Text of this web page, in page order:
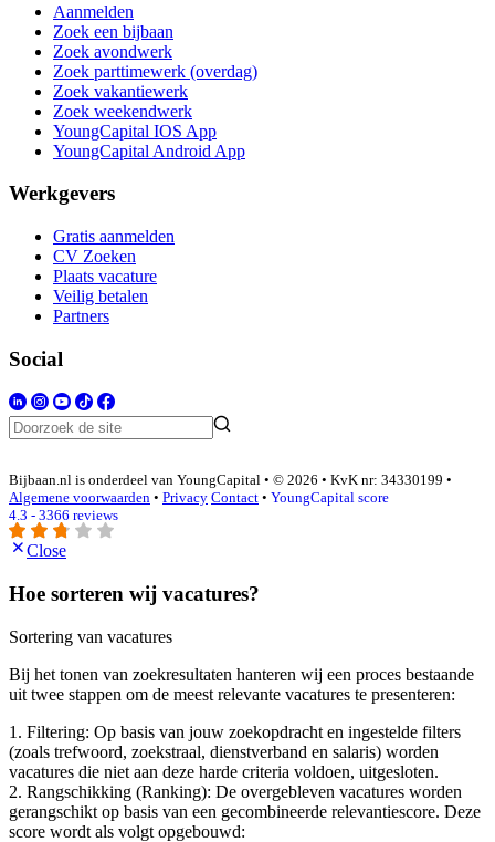
Aanmelden
Zoek een bijbaan
Zoek avondwerk
Zoek parttimewerk (overdag)
Zoek vakantiewerk
Zoek weekendwerk
YoungCapital IOS App
YoungCapital Android App
Werkgevers
Gratis aanmelden
CV Zoeken
Plaats vacature
Veilig betalen
Partners
Social
Bijbaan.nl is onderdeel van YoungCapital • © 2026 • KvK nr: 34330199 •
Algemene voorwaarden • Privacy Contact • YoungCapital score
4.3 - 3366 reviews
Close
Hoe sorteren wij vacatures?
Sortering van vacatures
Bij het tonen van zoekresultaten hanteren wij een proces bestaande
uit twee stappen om de meest relevante vacatures te presenteren:
1. Filtering: Op basis van jouw zoekopdracht en ingestelde filters
(zoals trefwoord, zoekstraal, dienstverband en salaris) worden
vacatures die niet aan deze harde criteria voldoen, uitgesloten.
2. Rangschikking (Ranking): De overgebleven vacatures worden
gerangschikt op basis van een gecombineerde relevantiescore. Deze
score wordt als volgt opgebouwd: